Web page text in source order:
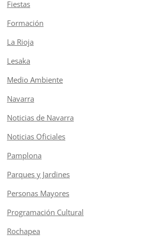
Fiestas
Formación
La Rioja
Lesaka
Medio Ambiente
Navarra
Noticias de Navarra
Noticias Oficiales
Pamplona
Parques y Jardines
Personas Mayores
Programación Cultural
Rochapea